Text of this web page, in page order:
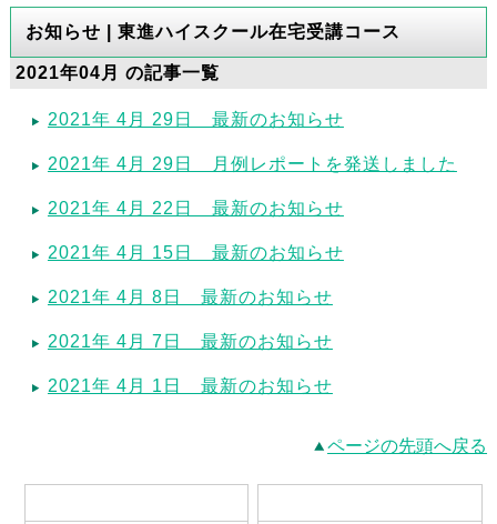
お知らせ | 東進ハイスクール在宅受講コース
2021年04月 の記事一覧
2021年 4月 29日 最新のお知らせ
2021年 4月 29日 月例レポートを発送しました
2021年 4月 22日 最新のお知らせ
2021年 4月 15日 最新のお知らせ
2021年 4月 8日 最新のお知らせ
2021年 4月 7日 最新のお知らせ
2021年 4月 1日 最新のお知らせ
ページの先頭へ戻る